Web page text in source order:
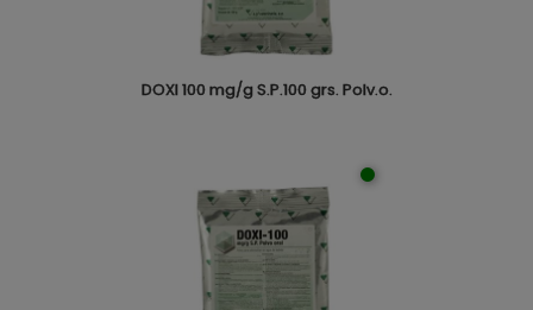
DOXI 100 mg/g S.P.100 grs. Polv.o.